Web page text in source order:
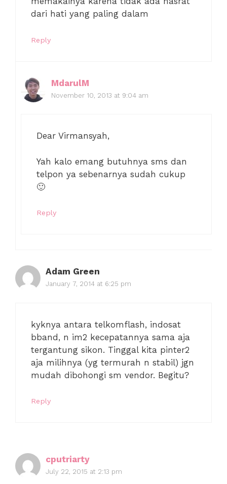
dari hati yang paling dalam
Reply
MdarulM
November 10, 2013 at 9:04 am
Dear Virmansyah,
Yah kalo emang butuhnya sms dan
telpon ya sebenarnya sudah cukup
🙂
Reply
Adam Green
January 7, 2014 at 6:25 pm
kyknya antara telkomflash, indosat
bband, n im2 kecepatannya sama aja
tergantung sikon. Tinggal kita pinter2
aja milihnya (yg termurah n stabil) jgn
mudah dibohongi sm vendor. Begitu?
Reply
cputriarty
July 22, 2015 at 2:13 pm